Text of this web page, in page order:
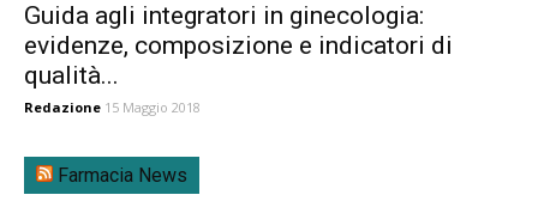
Guida agli integratori in ginecologia:
evidenze, composizione e indicatori di
qualità...
Redazione 15 Maggio 2018
Farmacia News